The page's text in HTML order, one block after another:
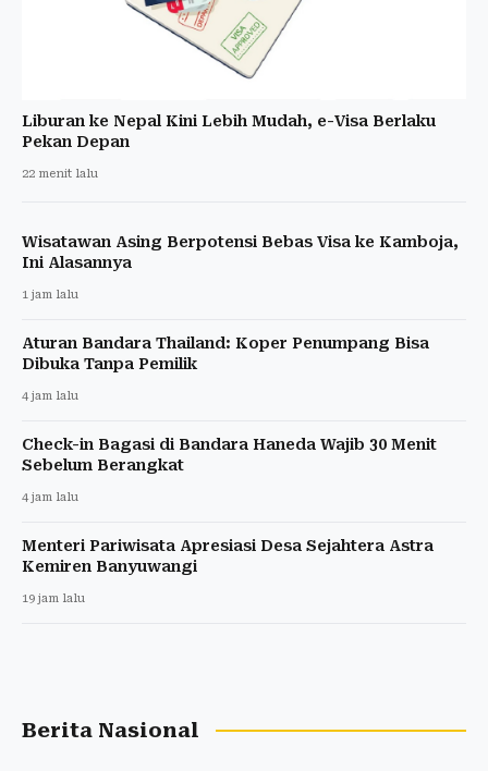
Liburan ke Nepal Kini Lebih Mudah, e-Visa Berlaku
Pekan Depan
22 menit lalu
Wisatawan Asing Berpotensi Bebas Visa ke Kamboja,
Ini Alasannya
1 jam lalu
Aturan Bandara Thailand: Koper Penumpang Bisa
Dibuka Tanpa Pemilik
4 jam lalu
Check-in Bagasi di Bandara Haneda Wajib 30 Menit
Sebelum Berangkat
4 jam lalu
Menteri Pariwisata Apresiasi Desa Sejahtera Astra
Kemiren Banyuwangi
19 jam lalu
Berita Nasional